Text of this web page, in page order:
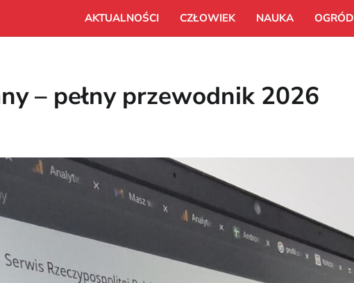
AKTUALNOŚCI CZŁOWIEK NAUKA OGRÓD
– pełny przewodnik 2026